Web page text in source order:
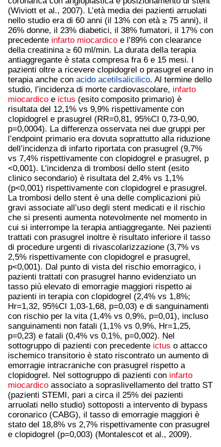
(Wiviott et al., 2007). L’età media dei pazienti arruolati
nello studio era di 60 anni (il 13% con età ≥ 75 anni), il
26% donne, il 23% diabetici, il 38% fumatori, il 17% con
precedente infarto miocardico e l’89% con clearance
della creatinina ≥ 60 ml/min. La durata della terapia
antiaggregante è stata compresa fra 6 e 15 mesi. I
pazienti oltre a ricevere clopidogrel o prasugrel erano in
terapia anche con acido acetilsalicilico. Al termine dello
studio, l’incidenza di morte cardiovascolare, infarto
miocardico e ictus (esito composito primario) è
risultata del 12,1% vs 9,9% rispettivamente con
clopidogrel e prasugrel (RR=0,81, 95%CI 0,73-0,90,
p=0,0004). La differenza osservata nei due gruppi per
l’endpoint primario era dovuta soprattutto alla riduzione
dell’incidenza di infarto riportata con prasugrel (9,7%
vs 7,4% rispettivamente con clopidogrel e prasugrel, p
<0,001). L’incidenza di trombosi dello stent (esito
clinico secondario) è risultata del 2,4% vs 1,1%
(p<0,001) rispettivamente con clopidogrel e prasugrel.
La trombosi dello stent è una delle complicazioni più
gravi associate all’uso degli stent medicati e il rischio
che si presenti aumenta notevolmente nel momento in
cui si interrompe la terapia antiaggregante. Nei pazienti
trattati con prasugrel inoltre è risultato inferiore il tasso
di procedure urgenti di rivascolarizzazione (3,7% vs
2,5% rispettivamente con clopidogrel e prasugrel,
p<0,001). Dal punto di vista del rischio emorragico, i
pazienti trattati con prasugrel hanno evidenziato un
tasso più elevato di emorragie maggiori rispetto ai
pazienti in terapia con clopidogrel (2,4% vs 1,8%;
Hr=1,32, 95%CI 1,03-1,68, p=0,03) e di sanguinamenti
con rischio per la vita (1,4% vs 0,9%, p=0,01), incluso
sanguinamenti non fatali (1,1% vs 0,9%, Hr=1,25,
p=0,23) e fatali (0,4% vs 0,1%, p=0,002). Nel
sottogruppo di pazienti con precedente ictus o attacco
ischemico transitorio è stato riscontrato un aumento di
emorragie intracraniche con prasugrel rispetto a
clopidogrel. Nel sottogruppo di pazienti con infarto
miocardico associato a sopraslivellamento del tratto ST
(pazienti STEMI, pari a circa il 25% dei pazienti
arruolati nello studio) sottoposti a intervento di bypass
coronarico (CABG), il tasso di emorragie maggiori è
stato del 18,8% vs 2,7% rispettivamente con prasugrel
e clopidogrel (p=0,003) (Montalescot et al., 2009).